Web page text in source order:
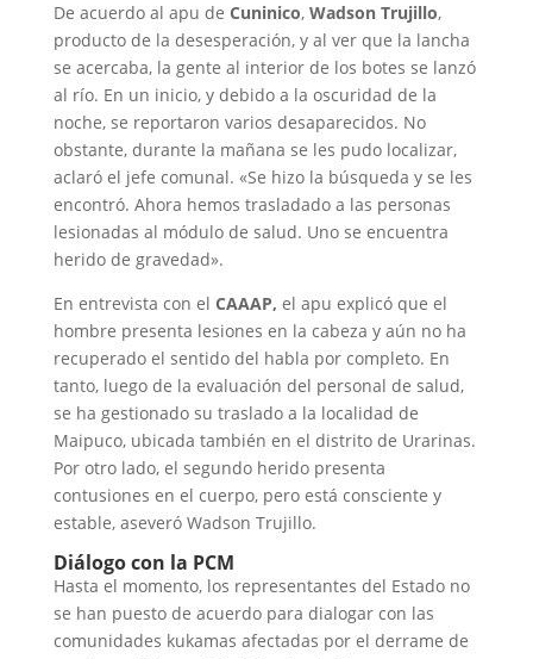
De acuerdo al apu de Cuninico, Wadson Trujillo,
producto de la desesperación, y al ver que la lancha
se acercaba, la gente al interior de los botes se lanzó
al río. En un inicio, y debido a la oscuridad de la
noche, se reportaron varios desaparecidos. No
obstante, durante la mañana se les pudo localizar,
aclaró el jefe comunal. «Se hizo la búsqueda y se les
encontró. Ahora hemos trasladado a las personas
lesionadas al módulo de salud. Uno se encuentra
herido de gravedad».
En entrevista con el CAAAP, el apu explicó que el
hombre presenta lesiones en la cabeza y aún no ha
recuperado el sentido del habla por completo. En
tanto, luego de la evaluación del personal de salud,
se ha gestionado su traslado a la localidad de
Maipuco, ubicada también en el distrito de Urarinas.
Por otro lado, el segundo herido presenta
contusiones en el cuerpo, pero está consciente y
estable, aseveró Wadson Trujillo.
Diálogo con la PCM
Hasta el momento, los representantes del Estado no
se han puesto de acuerdo para dialogar con las
comunidades kukamas afectadas por el derrame de